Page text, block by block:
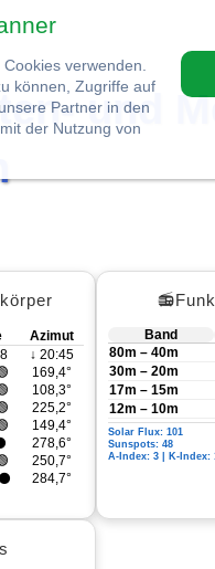
verwenden.
können, Zugriffe auf
Partner in den
der Nutzung von
und
Azimut
↓ 20:45
169,4°
108,3°
225,2°
149,4°
278,6°
250,7°
284,7°
Band
80m – 40m
30m – 20m
17m – 15m
12m – 10m
Solar Flux: 101
Sunspots: 48
A-Index: 3 | K-Index: